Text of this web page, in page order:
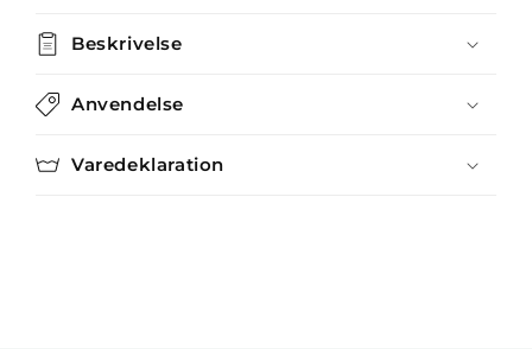
Beskrivelse
Anvendelse
Varedeklaration